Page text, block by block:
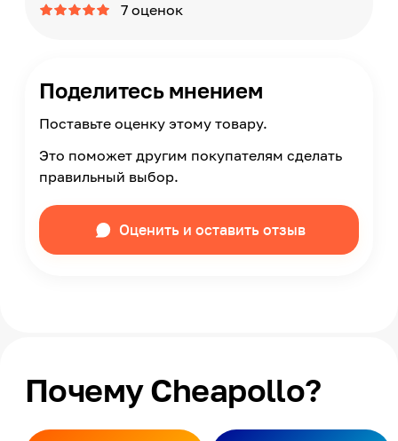
7 оценок
Поделитесь мнением
Поставьте оценку этому товару.
Это поможет другим покупателям сделать
правильный выбор.
Оценить и оставить отзыв
Почему Cheapollo?